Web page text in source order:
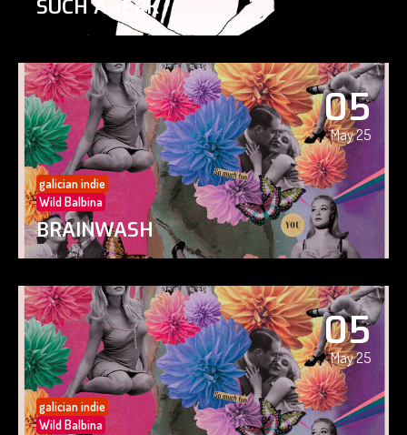
SUCH A JERK
05
May 25
galician indie
Wild Balbina
BRAINWASH
05
May 25
galician indie
Wild Balbina